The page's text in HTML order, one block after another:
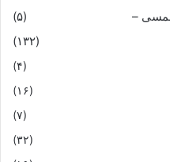
(۵)
(۱۳۲)
(۴)
(۱۶)
(۷)
(۳۲)